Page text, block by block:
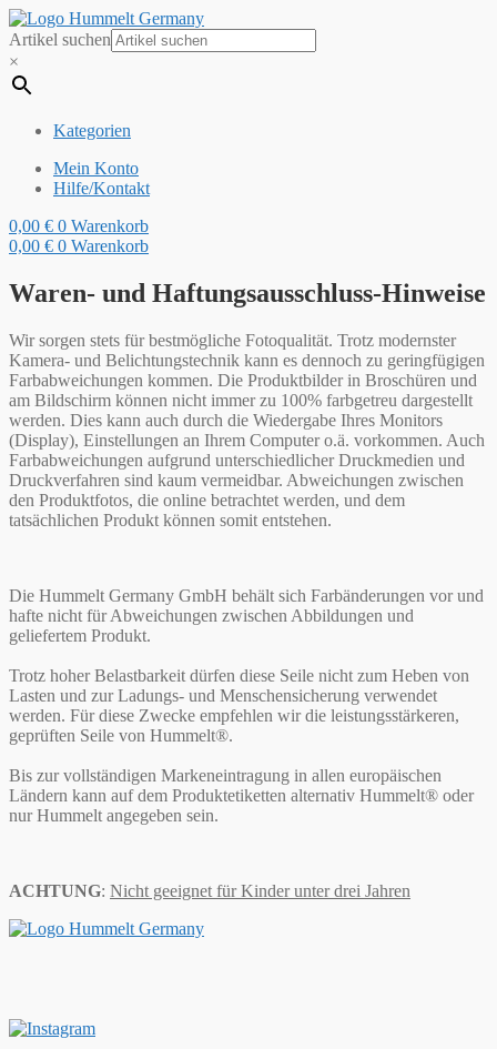
Artikel suchen
×
Kategorien
Mein Konto
Hilfe/Kontakt
0,00 € 0 Warenkorb
0,00 € 0 Warenkorb
Waren- und Haftungsausschluss-Hinweise
Wir sorgen stets für bestmögliche Fotoqualität. Trotz modernster
Kamera- und Belichtungstechnik kann es dennoch zu geringfügigen
Farbabweichungen kommen. Die Produktbilder in Broschüren und
am Bildschirm können nicht immer zu 100% farbgetreu dargestellt
werden. Dies kann auch durch die Wiedergabe Ihres Monitors
(Display), Einstellungen an Ihrem Computer o.ä. vorkommen. Auch
Farbabweichungen aufgrund unterschiedlicher Druckmedien und
Druckverfahren sind kaum vermeidbar. Abweichungen zwischen
den Produktfotos, die online betrachtet werden, und dem
tatsächlichen Produkt können somit entstehen.
Die Hummelt Germany GmbH behält sich Farbänderungen vor und
hafte nicht für Abweichungen zwischen Abbildungen und
geliefertem Produkt.
Trotz hoher Belastbarkeit dürfen diese Seile nicht zum Heben von
Lasten und zur Ladungs- und Menschensicherung verwendet
werden. Für diese Zwecke empfehlen wir die leistungsstärkeren,
geprüften Seile von Hummelt®.
Bis zur vollständigen Markeneintragung in allen europäischen
Ländern kann auf dem Produktetiketten alternativ Hummelt® oder
nur Hummelt angegeben sein.
ACHTUNG: Nicht geeignet für Kinder unter drei Jahren